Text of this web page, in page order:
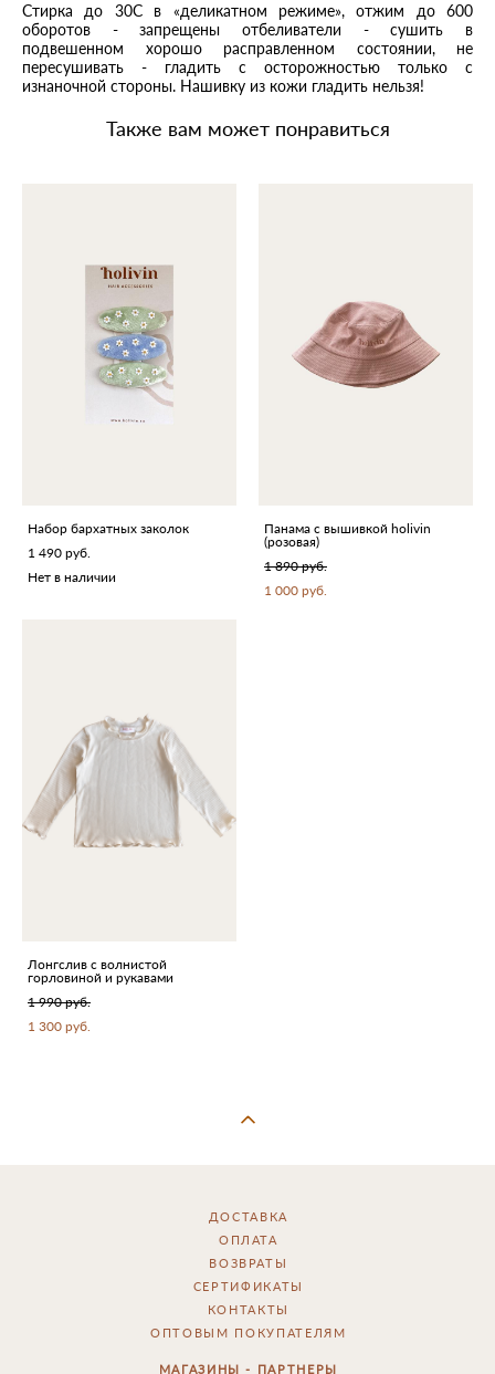
Стирка до 30C в «деликатном режиме», отжим до 600
оборотов - запрещены отбеливатели - сушить в
подвешенном хорошо расправленном состоянии, не
пересушивать - гладить с осторожностью только с
изнаночной стороны. Нашивку из кожи гладить нельзя!
Также вам может понравиться
Набор бархатных заколок
1 490 pуб.
Нет в наличии
Панама с вышивкой holivin
(розовая)
1 890 pуб.
1 000 pуб.
Лонгслив с волнистой
горловиной и рукавами
1 990 pуб.
1 300 pуб.
ДОСТАВКА
ОПЛАТА
ВОЗВРАТЫ
СЕРТИФИКАТЫ
КОНТАКТЫ
ОПТОВЫМ ПОКУПАТЕЛЯМ
МАГАЗИНЫ - ПАРТНЕРЫ